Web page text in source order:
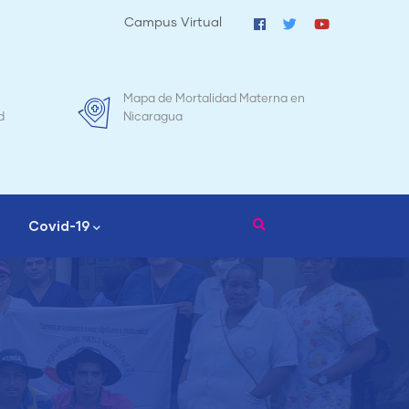
Campus Virtual
Mapa de Mortalidad Materna en
Nicaragua
Covid-19